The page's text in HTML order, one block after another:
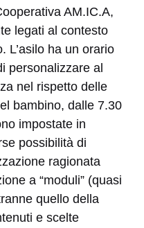
AM.IC.A,
legati al contesto
L’asilo ha un orario
personalizzare al
nel rispetto delle
bambino, dalle 7.30
impostate in
possibilità di
ragionata
a “moduli” (quasi
quello della
e scelte